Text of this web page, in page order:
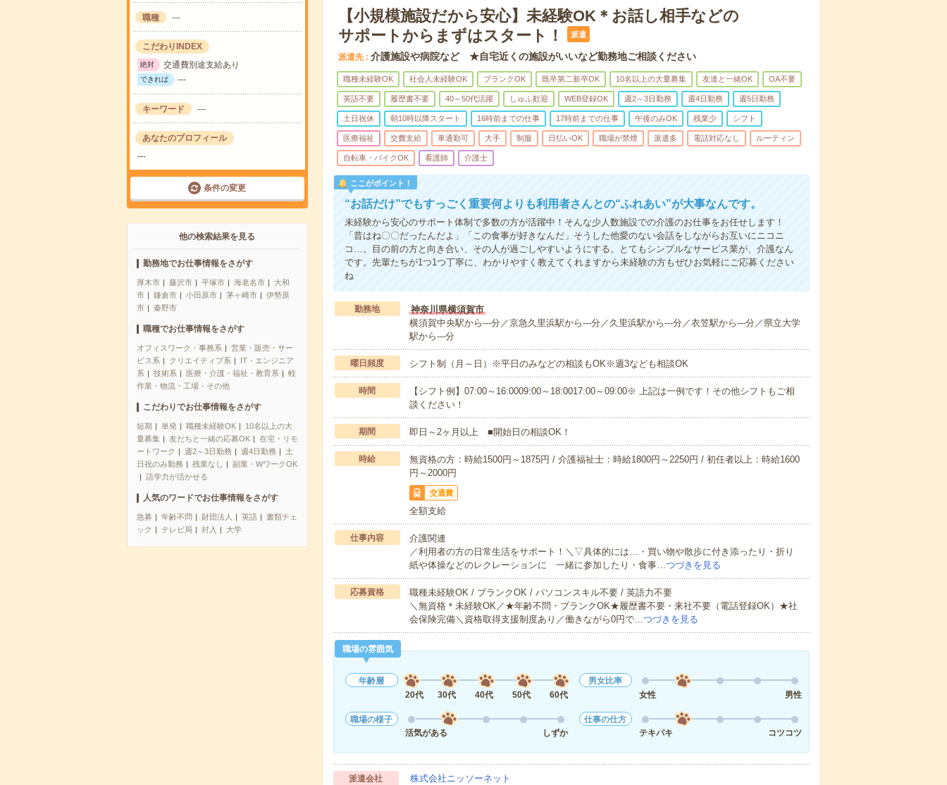
職種 ---
こだわりINDEX
絶対 交通費別途支給あり
できれば ---
キーワード ---
あなたのプロフィール
---
条件の変更
他の検索結果を見る
勤務地でお仕事情報をさがす
厚木市 藤沢市 平塚市 海老名市
大和
市
鎌倉市 小田原市 茅ヶ崎市
伊勢原
市
秦野市
職種でお仕事情報をさがす
オフィスワーク・事務系
営業・販売・サー
ビス系
クリエイティブ系
IT・エンジニア
系
技術系 医療・介護・福祉・教育系
軽
作業・物流・工場・その他
こだわりでお仕事情報をさがす
短期 単発 職種未経験OK
10名以上の大
量募集
友だちと一緒の応募OK
在宅・リモ
ートワーク
週2～3日勤務 週4日勤務
土
日祝のみ勤務
残業なし
副業・WワークOK
語学力が活かせる
人気のワードでお仕事情報をさがす
急募 年齢不問 財団法人 英語
書類チェ
ック
テレビ局 封入 大学
【小規模施設だから安心】未経験OK＊お話し相手などの
サポートからまずはスタート！
派遣
派遣先 介護施設や病院など ★自宅近くの施設がいいなど勤務地ご相談ください
職種未経験OK 社会人未経験OK ブランクOK 既卒第二新卒OK 10名以上の大量募集 友達と一緒OK OA不要
英語不要 履歴書不要 40～50代活躍 しゅふ歓迎 WEB登録OK 週2～3日勤務 週4日勤務 週5日勤務
土日祝休 朝10時以降スタート 16時前までの仕事 17時前までの仕事 午後のみOK 残業少 シフト
医療福祉 交費支給 車通勤可 大手 制服 日払いOK 職場が禁煙 派遣多 電話対応なし ルーティン
自転車・バイクOK 看護師 介護士
ここがポイント！
“お話だけ”でもすっごく重要何よりも利用者さんとの“ふれあい”が大事なんです。
未経験から安心のサポート体制で多数の方が活躍中！そんな少人数施設での介護のお仕事をお任せします！
「昔はね〇〇だったんだよ」「この食事が好きなんだ」そうした他愛のない会話をしながらお互いにニコニ
コ…。目の前の方と向き合い、その人が過ごしやすいようにする。とてもシンプルなサービス業が、介護なん
です。先輩たちが1つ1つ丁寧に、わかりやすく教えてくれますから未経験の方もぜひお気軽にご応募ください
ね
勤務地
神奈川県横須賀市
横須賀中央駅から---分／京急久里浜駅から---分／久里浜駅から---分／衣笠駅から---分／県立大学
駅から---分
曜日頻度 シフト制（月～日）※平日のみなどの相談もOK※週3なども相談OK
時間
【シフト例】07:00～16:0009:00～18:0017:00～09:00※ 上記は一例です！その他シフトもご相
談ください！
期間 即日～2ヶ月以上 ■開始日の相談OK！
時給
無資格の方：時給1500円～1875円 / 介護福祉士：時給1800円～2250円 / 初任者以上：時給1600
円～2000円
交通費
全額支給
仕事内容
介護関連
／利用者の方の日常生活をサポート！＼▽具体的には…・買い物や散歩に付き添ったり・折り
紙や体操などのレクレーションに 一緒に参加したり・食事…つづきを見る
応募資格
職種未経験OK / ブランクOK / パソコンスキル不要 / 英語力不要
＼無資格＊未経験OK／★年齢不問・ブランクOK★履歴書不要・来社不要（電話登録OK）★社
会保険完備＼資格取得支援制度あり／働きながら0円で…つづきを見る
職場の雰囲気
年齢層
20代
30代 40代 50代 60代
男女比率
女性
男性
職場の様子
活気がある
しずか
仕事の仕方
テキパキ
コツコツ
派遣会社 株式会社ニッソーネット